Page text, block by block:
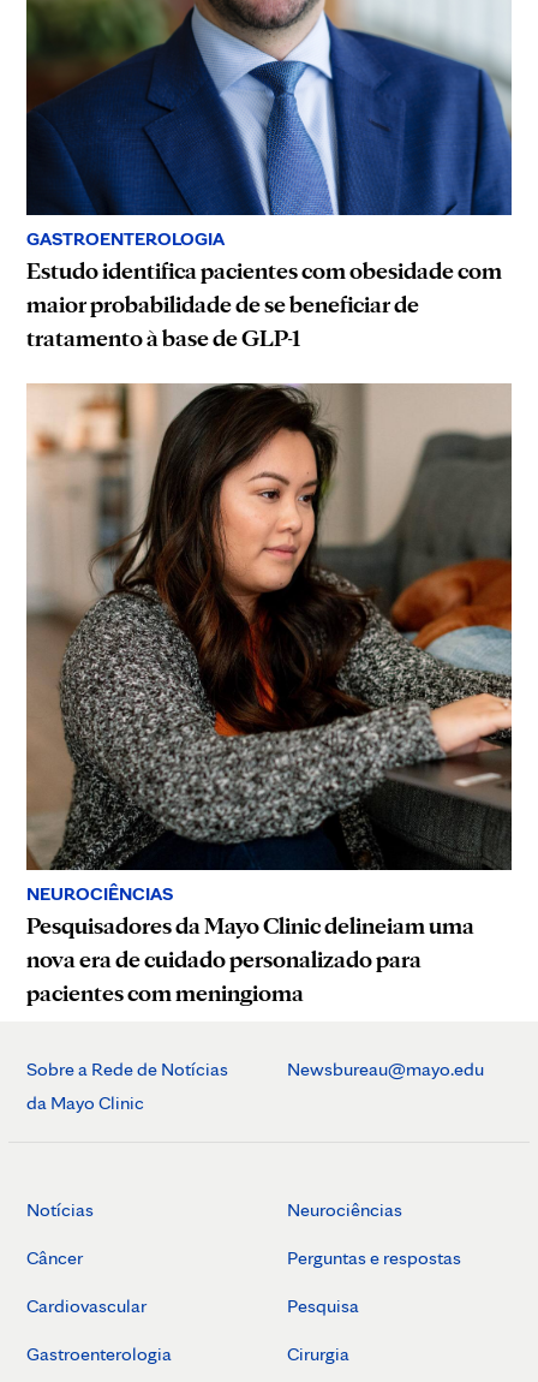
GASTROENTEROLOGIA
Estudo identifica pacientes com obesidade com
maior probabilidade de se beneficiar de
tratamento à base de GLP-1
NEUROCIÊNCIAS
Pesquisadores da Mayo Clinic delineiam uma
nova era de cuidado personalizado para
pacientes com meningioma
Sobre a Rede de Notícias
da Mayo Clinic
Newsbureau@mayo.edu
Notícias
Câncer
Cardiovascular
Gastroenterologia
Neurociências
Perguntas e respostas
Pesquisa
Cirurgia